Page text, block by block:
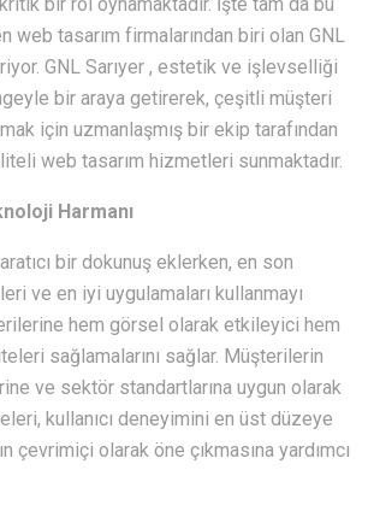
bir rol oynamaktadır. İşte tam da bu
web tasarım firmalarından biri olan GNL
GNL Sarıyer , estetik ve işlevselliği
bir araya getirerek, çeşitli müşteri
için uzmanlaşmış bir ekip tarafından
web tasarım hizmetleri sunmaktadır.
Harmanı
bir dokunuş eklerken, en son
ve en iyi uygulamaları kullanmayı
hem görsel olarak etkileyici hem
sağlamalarını sağlar. Müşterilerin
ve sektör standartlarına uygun olarak
kullanıcı deneyimini en üst düzeye
çevrimiçi olarak öne çıkmasına yardımcı